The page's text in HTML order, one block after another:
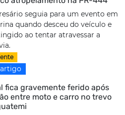
seguia para um evento em
quando desceu do veículo e
ao tentar atravessar a
fica gravemente ferido após
entre moto e carro no trevo